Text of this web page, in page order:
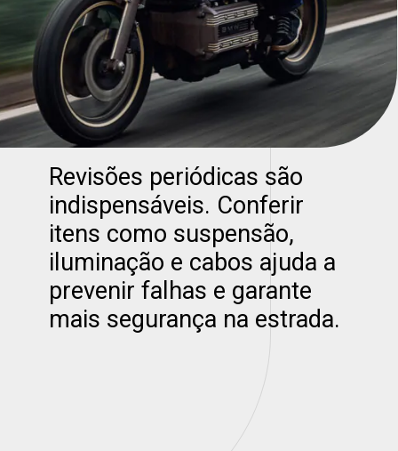
Revisões periódicas são
indispensáveis. Conferir
itens como suspensão,
iluminação e cabos ajuda a
prevenir falhas e garante
mais segurança na estrada.